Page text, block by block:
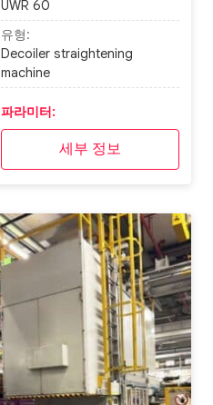
UWR 60
유형:
Decoiler straightening
machine
파라미터:
세부 정보